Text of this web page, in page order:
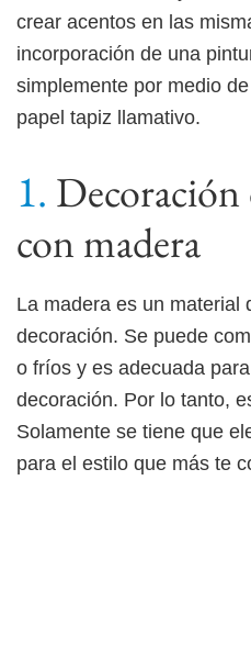
crear acentos en las
incorporación de una
simplemente por medio
papel tapiz llamativo.
Decoración
con madera
La madera es un material
decoración. Se puede
o fríos y es adecuada
decoración. Por lo tanto,
Solamente se tiene que
para el estilo que más te